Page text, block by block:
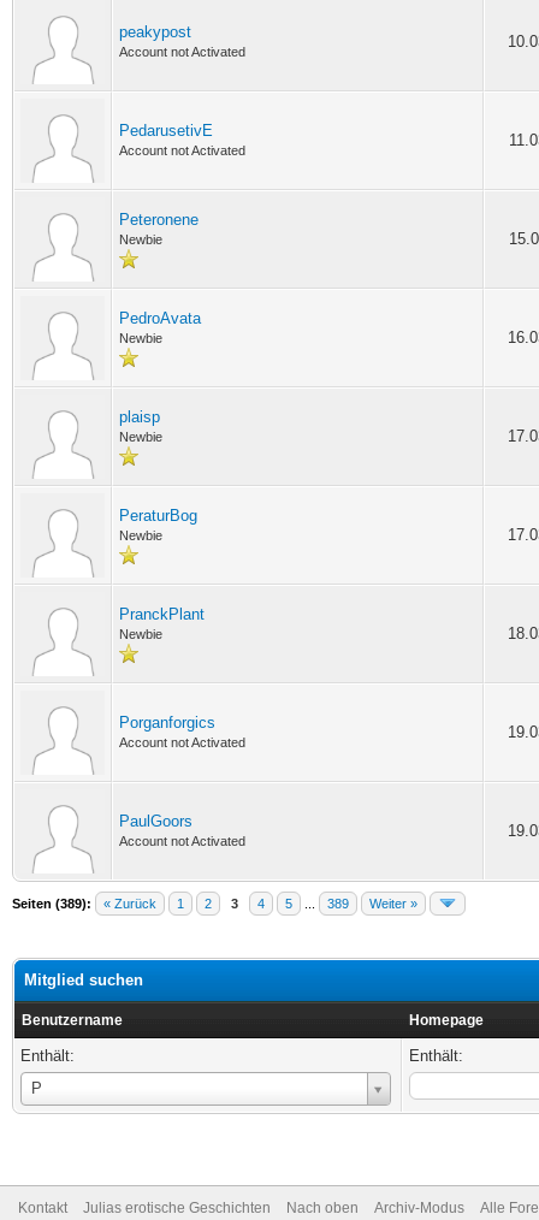
peakypost
Account not Activated
PedarusetivE
Account not Activated
Peteronene
Newbie
PedroAvata
Newbie
plaisp
Newbie
PeraturBog
Newbie
PranckPlant
Newbie
Porganforgics
Account not Activated
PaulGoors
Account not Activated
Seiten (389): « Zurück 1 2 3 4 5 389 Weiter »
Mitglied suchen
Benutzername Homepage
Enthält:
P
Benutzername
Enthält:
Kontakt Julias erotische Geschichten Nach oben Archiv-Modus Alle